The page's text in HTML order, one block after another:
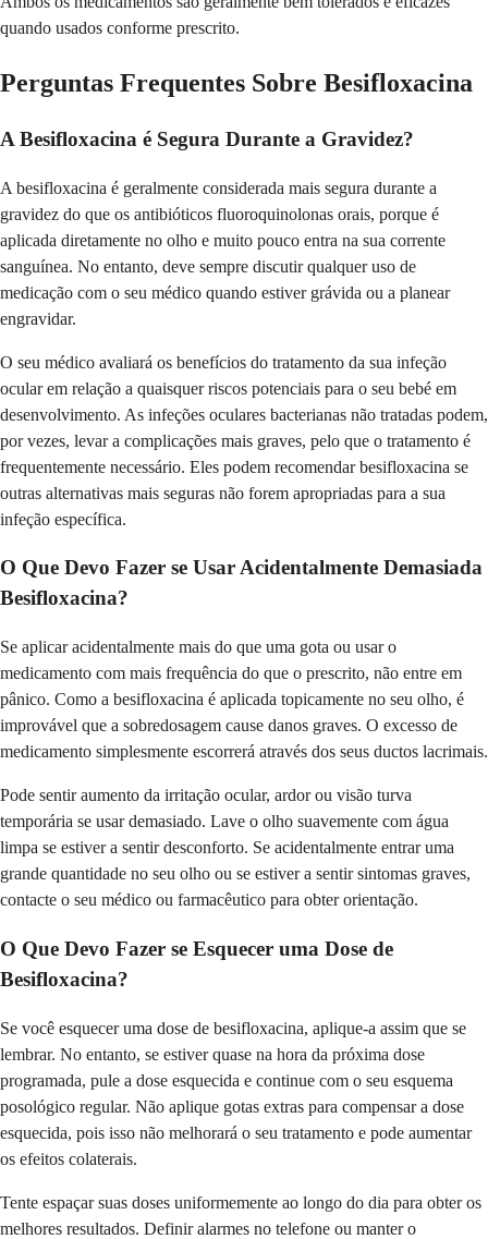
quando usados conforme prescrito.
Perguntas Frequentes Sobre Besifloxacina
A Besifloxacina é Segura Durante a Gravidez?
A besifloxacina é geralmente considerada mais segura durante a
gravidez do que os antibióticos fluoroquinolonas orais, porque é
aplicada diretamente no olho e muito pouco entra na sua corrente
sanguínea. No entanto, deve sempre discutir qualquer uso de
medicação com o seu médico quando estiver grávida ou a planear
engravidar.
O seu médico avaliará os benefícios do tratamento da sua infeção
ocular em relação a quaisquer riscos potenciais para o seu bebé em
desenvolvimento. As infeções oculares bacterianas não tratadas podem,
por vezes, levar a complicações mais graves, pelo que o tratamento é
frequentemente necessário. Eles podem recomendar besifloxacina se
outras alternativas mais seguras não forem apropriadas para a sua
infeção específica.
O Que Devo Fazer se Usar Acidentalmente Demasiada
Besifloxacina?
Se aplicar acidentalmente mais do que uma gota ou usar o
medicamento com mais frequência do que o prescrito, não entre em
pânico. Como a besifloxacina é aplicada topicamente no seu olho, é
improvável que a sobredosagem cause danos graves. O excesso de
medicamento simplesmente escorrerá através dos seus ductos lacrimais.
Pode sentir aumento da irritação ocular, ardor ou visão turva
temporária se usar demasiado. Lave o olho suavemente com água
limpa se estiver a sentir desconforto. Se acidentalmente entrar uma
grande quantidade no seu olho ou se estiver a sentir sintomas graves,
contacte o seu médico ou farmacêutico para obter orientação.
O Que Devo Fazer se Esquecer uma Dose de
Besifloxacina?
Se você esquecer uma dose de besifloxacina, aplique-a assim que se
lembrar. No entanto, se estiver quase na hora da próxima dose
programada, pule a dose esquecida e continue com o seu esquema
posológico regular. Não aplique gotas extras para compensar a dose
esquecida, pois isso não melhorará o seu tratamento e pode aumentar
os efeitos colaterais.
Tente espaçar suas doses uniformemente ao longo do dia para obter os
melhores resultados. Definir alarmes no telefone ou manter o